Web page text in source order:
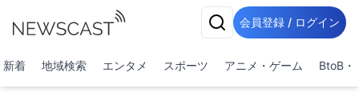
会員登録 / ログイン
新着 地域検索 エンタメ スポーツ アニメ・ゲーム BtoB・